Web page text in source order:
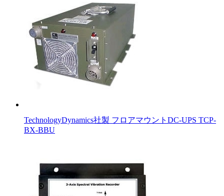
TechnologyDynamics社製 フロアマウントDC-UPS TCP-
BX-BBU